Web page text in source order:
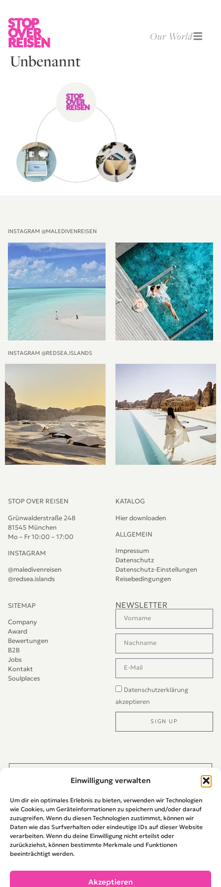
Einwilligung verwalten
Um dir ein optimales Erlebnis zu bieten, verwenden wir Technologien
wie Cookies, um Geräteinformationen zu speichern und/oder darauf
zuzugreifen. Wenn du diesen Technologien zustimmst, können wir
Daten wie das Surfverhalten oder eindeutige IDs auf dieser Website
verarbeiten. Wenn du deine Einwilligung nicht erteilst oder
zurückziehst, können bestimmte Merkmale und Funktionen
beeinträchtigt werden.
Akzeptieren
Our World
Unbenannt
INSTAGRAM @MALEDIVENREISEN
INSTAGRAM @REDSEA.ISLANDS
STOP OVER REISEN
Grünwalderstraße 248
81545 München
Mo – Fr 10:00 – 17:00
INSTAGRAM
@maledivenreisen
@redsea.islands
KATALOG
Hier downloaden
ALLGEMEIN
Impressum
Datenschutz
Datenschutz-Einstellungen
Reisebedingungen
SITEMAP
Company
Award
Bewertungen
B2B
Jobs
Kontakt
Soulplaces
NEWSLETTER
Datenschutzerklärung
akzeptieren
SIGN UP